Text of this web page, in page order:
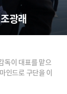
광래
독이 대표를 맡으
인드로 구단을 이